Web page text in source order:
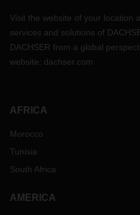
Visit the website of your location
services and solutions of
DACHSER from a global
website: dachser.com
AFRICA
Morocco
Tunisia
South Africa
AMERICA